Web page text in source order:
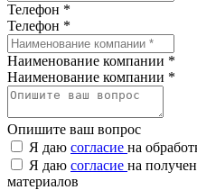
Телефон *
Телефон *
Наименование компании *
Наименование компании *
Опишите ваш вопрос
Я даю согласие на
Я даю согласие на
материалов